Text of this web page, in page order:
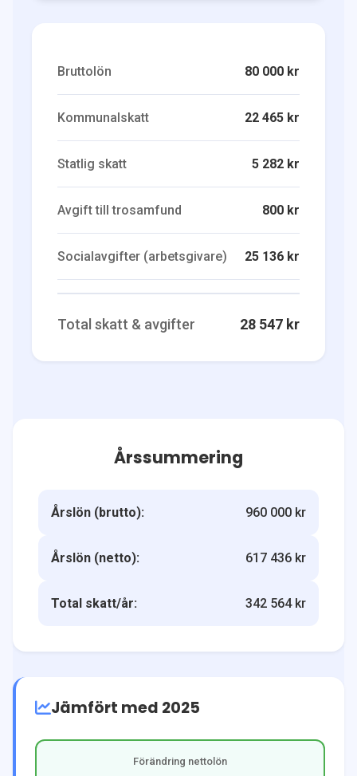
Bruttolön 80 000 kr
Kommunalskatt 22 465 kr
Statlig skatt 5 282 kr
Avgift till trosamfund 800 kr
Socialavgifter (arbetsgivare) 25 136 kr
Total skatt & avgifter 28 547 kr
Årssummering
Årslön (brutto): 960 000 kr
Årslön (netto): 617 436 kr
Total skatt/år: 342 564 kr
Jämfört med 2025
Förändring nettolön